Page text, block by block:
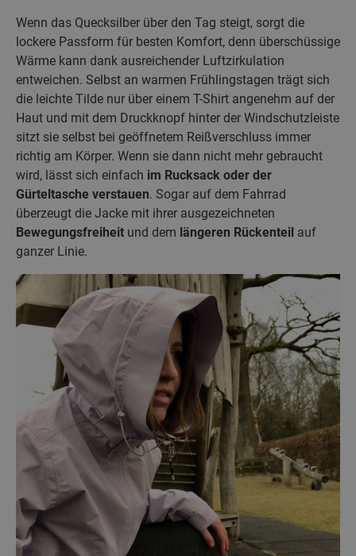
Wenn das Quecksilber über den Tag steigt, sorgt die
lockere Passform für besten Komfort, denn überschüssige
Wärme kann dank ausreichender Luftzirkulation
entweichen. Selbst an warmen Frühlingstagen trägt sich
die leichte Tilde nur über einem T-Shirt angenehm auf der
Haut und mit dem Druckknopf hinter der Windschutzleiste
sitzt sie selbst bei geöffnetem Reißverschluss immer
richtig am Körper. Wenn sie dann nicht mehr gebraucht
wird, lässt sich einfach im Rucksack oder der
Gürteltasche verstauen. Sogar auf dem Fahrrad
überzeugt die Jacke mit ihrer ausgezeichneten
Bewegungsfreiheit und dem längeren Rückenteil auf
ganzer Linie.